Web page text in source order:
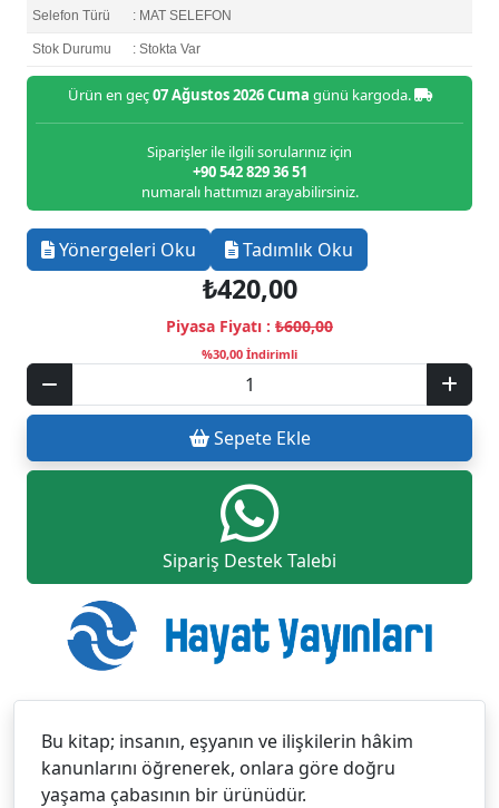
Selefon Türü : MAT SELEFON
Stok Durumu : Stokta Var
Ürün en geç07 Ağustos 2026 Cuma günü kargoda.
Siparişler ile ilgili sorularınız için
+90 542 829 36 51
numaralı hattımızı arayabilirsiniz.
Yönergeleri Oku Tadımlık Oku
₺420,00
Piyasa Fiyatı : ₺600,00
%30,00 İndirimli
Sepete Ekle
Sipariş Destek Talebi
Bu kitap; insanın, eşyanın ve ilişkilerin hâkim
kanunlarını öğrenerek, onlara göre doğru
yaşama çabasının bir ürünüdür.